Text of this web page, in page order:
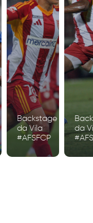
Backstage
da Vila
#AFSFCP
da